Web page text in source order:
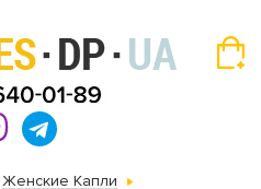
Женские Капли